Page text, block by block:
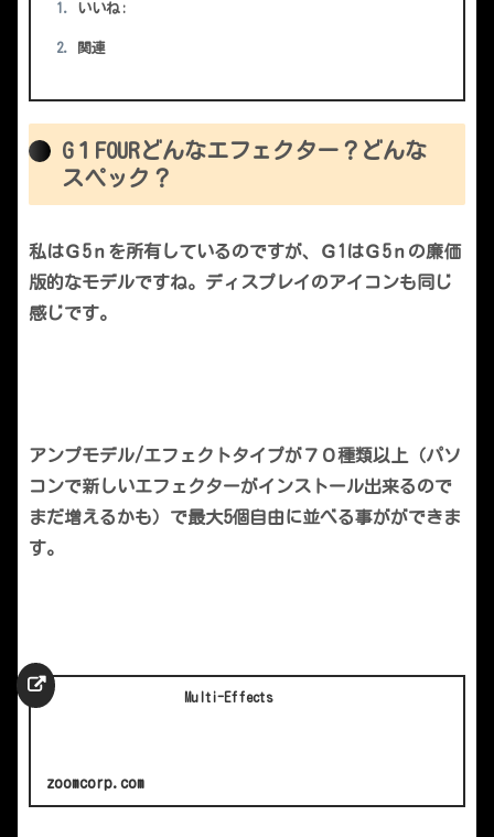
いいね:
関連
G１FOURどんなエフェクター？どんな
スペック？
私はＧ5ｎを所有しているのですが、Ｇ1はＧ5ｎの廉価
版的なモデルですね。ディスプレイのアイコンも同じ
感じです。
アンプモデル/エフェクトタイプが７０種類以上（パソ
コンで新しいエフェクターがインストール出来るので
まだ増えるかも）で最大5個自由に並べる事がができま
す。
Multi-Effects
zoomcorp.com